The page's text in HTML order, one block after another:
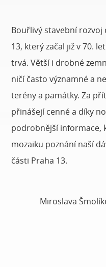
Bouřlivý stavební rozvoj
13, který začal již v 70.
trvá. Větší i drobné
ničí často významné a
terény a památky. Za
přinášejí cenné a díky
podrobnější informace,
mozaiku poznání naší
části Praha 13.
Miroslava